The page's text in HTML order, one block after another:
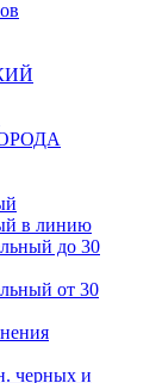
в линию
до 30
от 30
черных и